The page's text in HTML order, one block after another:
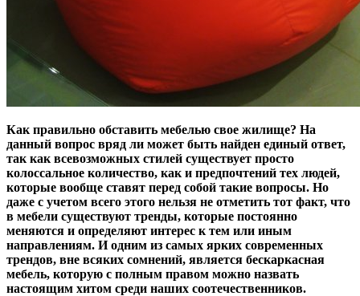
Как правильно обставить мебелью свое жилище? На
данный вопрос вряд ли может быть найден единый ответ,
так как всевозможных стилей существует просто
колоссальное количество, как и предпочтений тех людей,
которые вообще ставят перед собой такие вопросы. Но
даже с учетом всего этого нельзя не отметить тот факт, что
в мебели существуют тренды, которые постоянно
меняются и определяют интерес к тем или иным
направлениям. И одним из самых ярких современных
трендов, вне всяких сомнений, является бескаркасная
мебель, которую с полным правом можно назвать
настоящим хитом среди наших соотечественников.